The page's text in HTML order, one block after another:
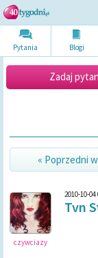
Pytania Blogi
Zadaj
« Poprzedni
czywciazy
2010-10-04
Tvn